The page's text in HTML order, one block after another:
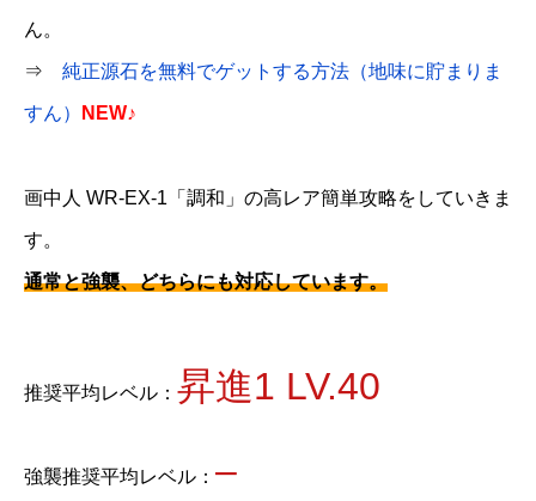
ん。
⇒ 純正源石を無料でゲットする方法（地味に貯まりま
すん） NEW♪
画中人 WR-EX-1「調和」の高レア簡単攻略をしていきま
す。
通常と強襲、どちらにも対応しています。
推奨平均レベル： 昇進1 LV.40
強襲推奨平均レベル： –